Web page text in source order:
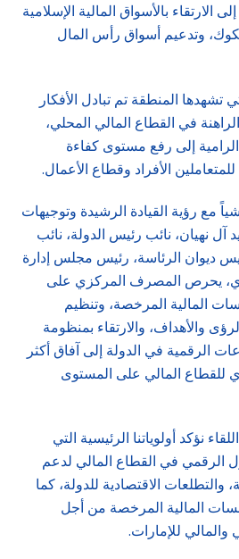
الارتقاء بالأسواق المالية الإسلامية
وتدعيم أسواق رأس المال
المنطقة تم تبادل الأفكار
في القطاع المالي المحلي،
إلى رفع مستوى كفاءة
الأفراد وقطاع الأعمال.
مع رؤية القيادة الرشيدة وتوجيهات
نهيان، نائب رئيس الدولة، نائب
ديوان الرئاسة، رئيس مجلس إدارة
يحرص المصرف المركزي على
المالية المرخصة، وتنظيم
والأهداف، والارتقاء بمنظومة
الرقمية في الدولة إلى آفاق أكثر
للقطاع المالي على المستوى
نؤكد أولوياتنا الرئيسية التي
الرقمي في القطاع المالي لدعم
والتطلعات الاقتصادية للدولة، كما
المالية المرخصة من أجل
والمالي للإمارات.